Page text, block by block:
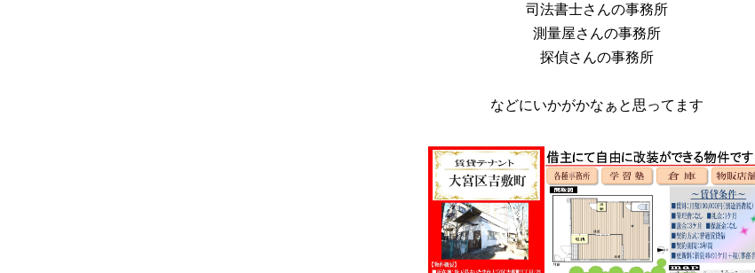
司法書士さんの事務所
測量屋さんの事務所
探偵さんの事務所
などにいかがかなぁと思ってます